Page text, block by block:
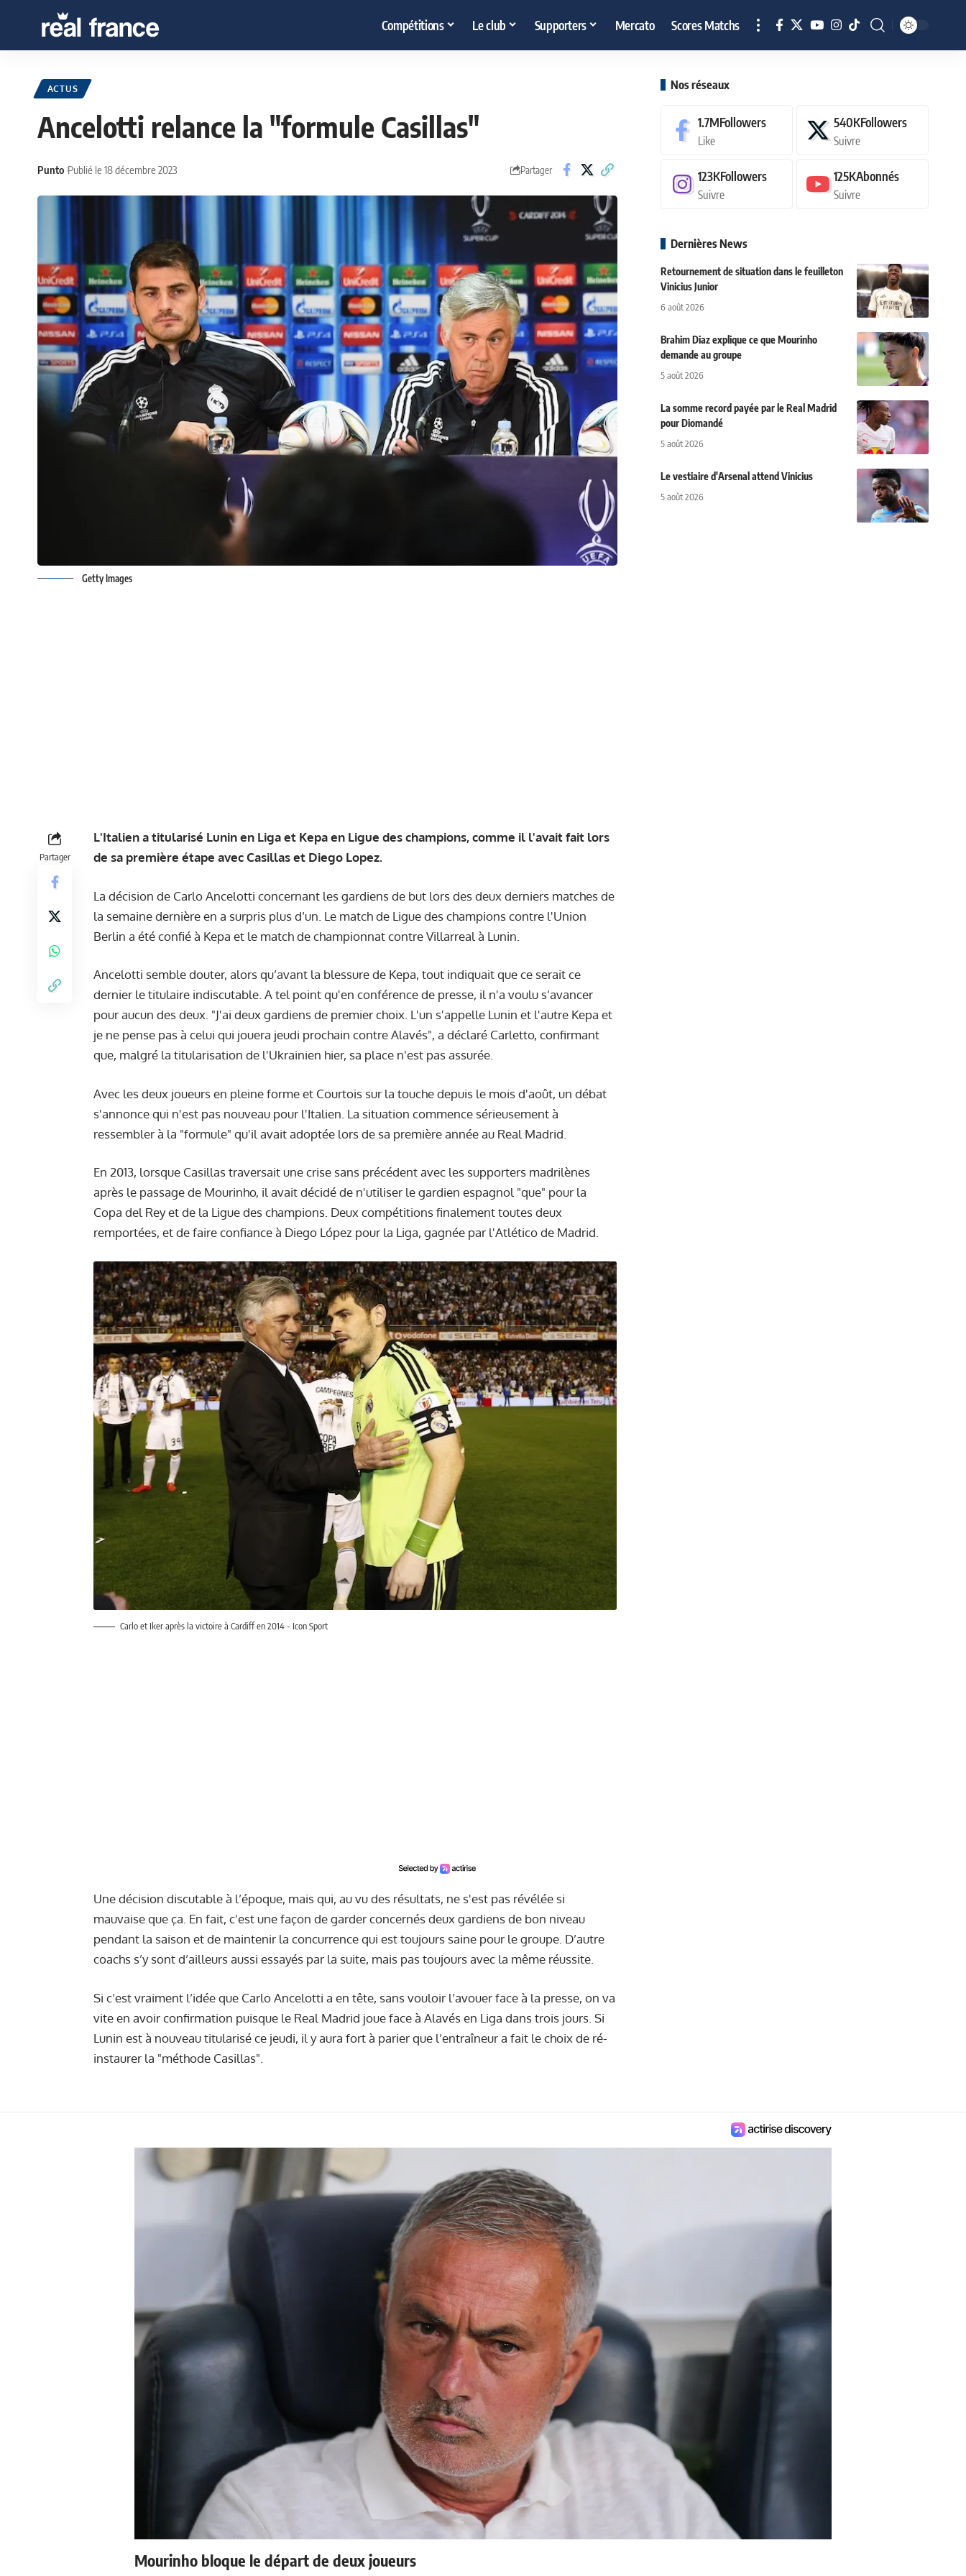
Compétitions Le club Supporters Mercato Scores Matchs
ACTUS
Ancelotti relance la "formule Casillas"
Punto Publié le 18 décembre 2023 Partager
Getty Images
Partager
L'Italien a titularisé Lunin en Liga et Kepa en Ligue des champions, comme il l'avait fait lors
de sa première étape avec Casillas et Diego Lopez.
La décision de Carlo Ancelotti concernant les gardiens de but lors des deux derniers matches de
la semaine dernière en a surpris plus d’un. Le match de Ligue des champions contre l'Union
Berlin a été confié à Kepa et le match de championnat contre Villarreal à Lunin.
Ancelotti semble douter, alors qu’avant la blessure de Kepa, tout indiquait que ce serait ce
dernier le titulaire indiscutable. A tel point qu'en conférence de presse, il n'a voulu s’avancer
pour aucun des deux. "J'ai deux gardiens de premier choix. L'un s'appelle Lunin et l'autre Kepa et
je ne pense pas à celui qui jouera jeudi prochain contre Alavés", a déclaré Carletto, confirmant
que, malgré la titularisation de l'Ukrainien hier, sa place n'est pas assurée.
Avec les deux joueurs en pleine forme et Courtois sur la touche depuis le mois d'août, un débat
s'annonce qui n'est pas nouveau pour l'Italien. La situation commence sérieusement à
ressembler à la "formule" qu'il avait adoptée lors de sa première année au Real Madrid.
En 2013, lorsque Casillas traversait une crise sans précédent avec les supporters madrilènes
après le passage de Mourinho, il avait décidé de n'utiliser le gardien espagnol "que" pour la
Copa del Rey et de la Ligue des champions. Deux compétitions finalement toutes deux
remportées, et de faire confiance à Diego López pour la Liga, gagnée par l'Atlético de Madrid.
Carlo et Iker après la victoire à Cardiff en 2014 - Icon Sport
Une décision discutable à l’époque, mais qui, au vu des résultats, ne s'est pas révélée si
mauvaise que ça. En fait, c'est une façon de garder concernés deux gardiens de bon niveau
pendant la saison et de maintenir la concurrence qui est toujours saine pour le groupe. D’autre
coachs s’y sont d’ailleurs aussi essayés par la suite, mais pas toujours avec la même réussite.
Si c’est vraiment l’idée que Carlo Ancelotti a en tête, sans vouloir l’avouer face à la presse, on va
vite en avoir confirmation puisque le Real Madrid joue face à Alavés en Liga dans trois jours. Si
Lunin est à nouveau titularisé ce jeudi, il y aura fort à parier que l’entraîneur a fait le choix de ré-
instaurer la "méthode Casillas".
Nos réseaux
1.7MFollowers
Like
540KFollowers
Suivre
123KFollowers
Suivre
125KAbonnés
Suivre
Dernières News
Retournement de situation dans le feuilleton
Vinicius Junior
6 août 2026
Brahim Diaz explique ce que Mourinho
demande au groupe
5 août 2026
La somme record payée par le Real Madrid
pour Diomandé
5 août 2026
Le vestiaire d'Arsenal attend Vinicius
5 août 2026
Mourinho bloque le départ de deux joueurs